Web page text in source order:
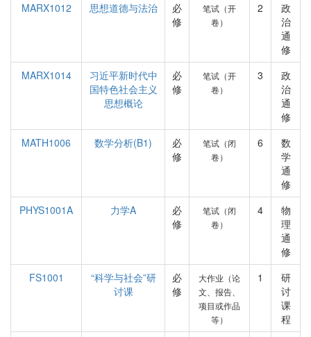
MARX1012
思想道德与法治
必
修
笔试（开
卷）
2
政
治
通
修
MARX1014
习近平新时代中
国特色社会主义
思想概论
必
修
笔试（开
卷）
3
政
治
通
修
MATH1006
数学分析(B1)
必
修
笔试（闭
卷）
6
数
学
通
修
PHYS1001A
力学A
必
修
笔试（闭
卷）
4
物
理
通
修
FS1001
“科学与社会”研
讨课
必
修
大作业（论
文、报告、
项目或作品
等）
1
研
讨
课
程